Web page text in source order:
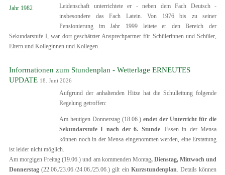
Leidenschaft unterrichtete er - neben dem Fach Deutsch -
insbesondere das Fach Latein. Von 1976 bis zu seiner
Pensionierung im Jahr 1999 leitete er den Bereich der
Sekundarstufe I, war dort geschätzter Ansprechpartner für Schülerinnen und Schüler,
Eltern und Kolleginnen und Kollegen.
Informationen zum Stundenplan - Wetterlage ERNEUTES
UPDATE 18. Juni 2026
Aufgrund der anhaltenden Hitze hat die Schulleitung folgende
Regelung getroffen:
Am heutigen Donnerstag (18.06.) endet der Unterricht für die
Sekundarstufe I nach der 6. Stunde. Essen in der Mensa
können noch in der Mensa eingenommen werden, eine Erstattung
ist leider nicht möglich.
Am morgigen Freitag (19.06.) und am kommenden Montag, Dienstag, Mittwoch und
Donnerstag (22.06./23.06./24.06./25.06.) gilt ein Kurzstundenplan . Details können